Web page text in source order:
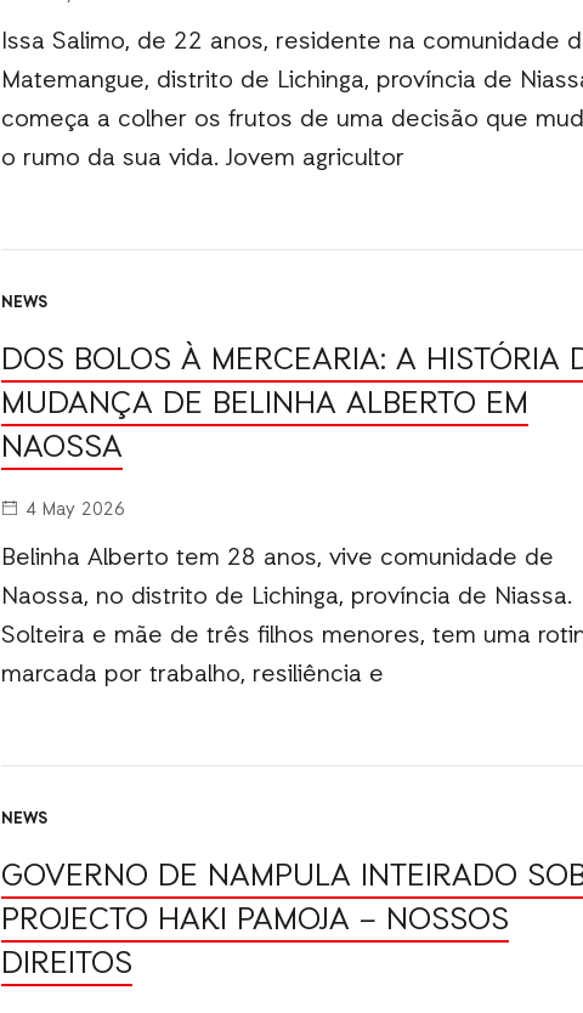
Issa Salimo, de 22 anos, residente na comunidade
Matemangue, distrito de Lichinga, província de
começa a colher os frutos de uma decisão que
o rumo da sua vida. Jovem agricultor
NEWS
DOS BOLOS À MERCEARIA: A HISTÓRIA
MUDANÇA DE BELINHA ALBERTO EM
NAOSSA
4 May 2026
Belinha Alberto tem 28 anos, vive comunidade de
Naossa, no distrito de Lichinga, província de Niassa.
Solteira e mãe de três filhos menores, tem uma
marcada por trabalho, resiliência e
NEWS
GOVERNO DE NAMPULA INTEIRADO
PROJECTO HAKI PAMOJA – NOSSOS
DIREITOS